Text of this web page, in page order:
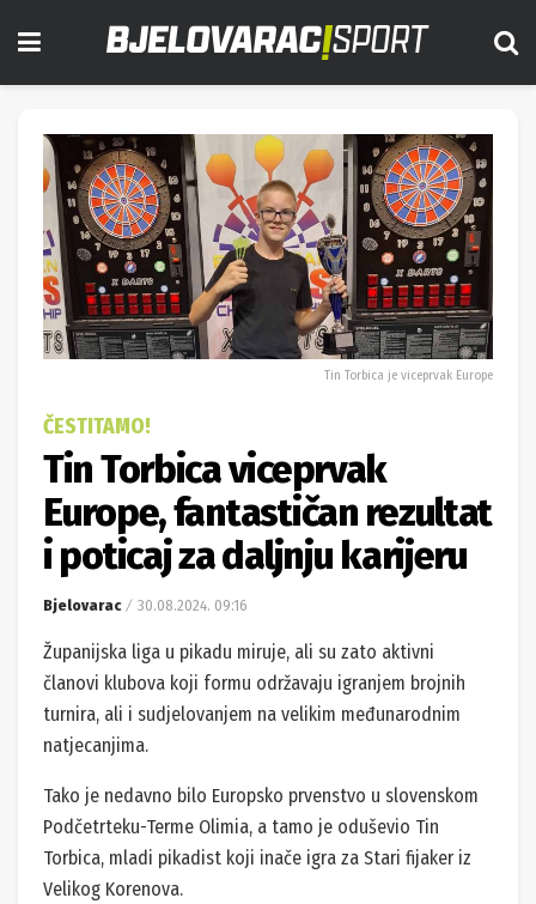
Tin Torbica je viceprvak Europe
ČESTITAMO!
Tin Torbica viceprvak
Europe, fantastičan rezultat
i poticaj za daljnju karijeru
Bjelovarac 30.08.2024. 09:16
Županijska liga u pikadu miruje, ali su zato aktivni
članovi klubova koji formu održavaju igranjem brojnih
turnira, ali i sudjelovanjem na velikim međunarodnim
natjecanjima.
Tako je nedavno bilo Europsko prvenstvo u slovenskom
Podčetrteku-Terme Olimia, a tamo je oduševio Tin
Torbica, mladi pikadist koji inače igra za Stari fijaker iz
Velikog Korenova.